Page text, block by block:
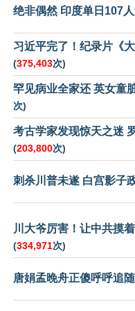
绝非偶然 印度单日107
习近平完了！纪录片《
(375,403次)
罕见病业全家还 英女童
次)
考古学家发现惊天之迷
(203,800次)
刺杀川普未遂 白宫影子
川大爷厉害！让中共摸
(334,971次)
唐娟孟晚舟正傻呼呼追